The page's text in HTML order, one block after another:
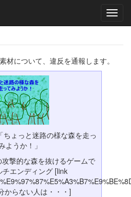
材について、違反を通報します。
ちょっと迷路の様な森を走っ
ようか！」
撃的な森を抜けるゲームで
チエンディング [link
からない人は・・・]